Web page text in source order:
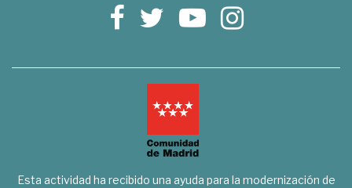
Esta actividad ha recibido una ayuda para la modernización de